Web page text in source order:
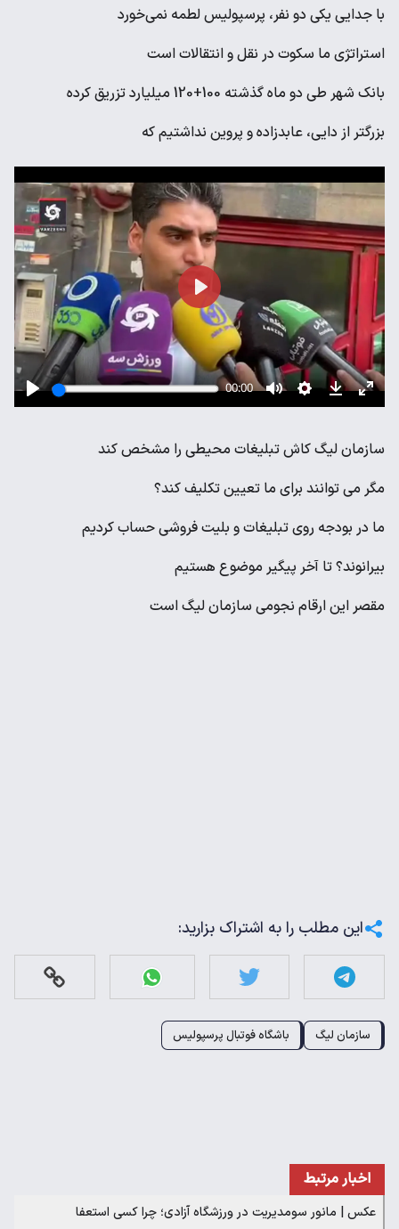
با جدایی یکی دو نفر، پرسپولیس لطمه نمی‌خورد
استراتژی ما سکوت در نقل و انتقالات است
بانک شهر طی دو ماه گذشته 100+120 میلیارد تزریق کرده
بزرگتر از دایی، عابدزاده و پروین نداشتیم که
سازمان لیگ کاش تبلیغات محیطی را مشخص کند
مگر می توانند برای ما تعیین تکلیف کند؟
ما در بودجه روی تبلیغات و بلیت فروشی حساب کردیم
بیرانوند؟ تا آخر پیگیر موضوع هستیم
مقصر این ارقام نجومی سازمان لیگ است
این مطلب را به اشتراک بزارید:
سازمان لیگ باشگاه فوتبال پرسپولیس
اخبار مرتبط
عکس | مانور سومدیریت در ورزشگاه آزادی؛ چرا کسی استعفا